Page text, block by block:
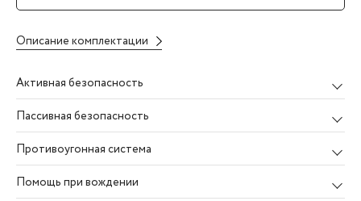
Описание комплектации
Активная безопасность
Пассивная безопасность
Противоугонная система
Помощь при вождении